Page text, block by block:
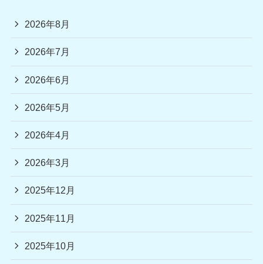
2026年8月
2026年7月
2026年6月
2026年5月
2026年4月
2026年3月
2025年12月
2025年11月
2025年10月